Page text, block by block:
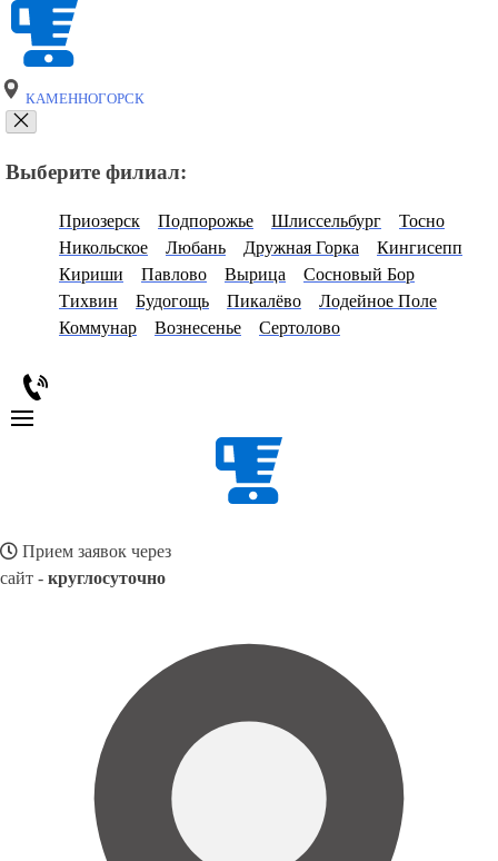
КАМЕННОГОРСК
Выберите филиал:
Приозерск Подпорожье Шлиссельбург
Тосно
Никольское
Любань Дружная Горка
Кингисепп
Кириши
Павлово Вырица
Сосновый Бор
Тихвин
Будогощь Пикалёво
Лодейное Поле
Коммунар
Вознесенье Сертолово
Прием заявок через
сайт - круглосуточно